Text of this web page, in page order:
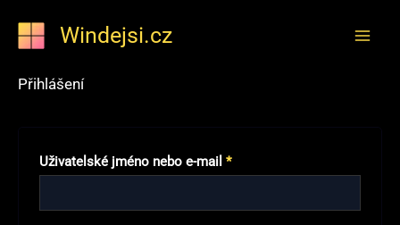
Windejsi.cz
Přihlášení
Uživatelské jméno nebo e-mail *Povinné